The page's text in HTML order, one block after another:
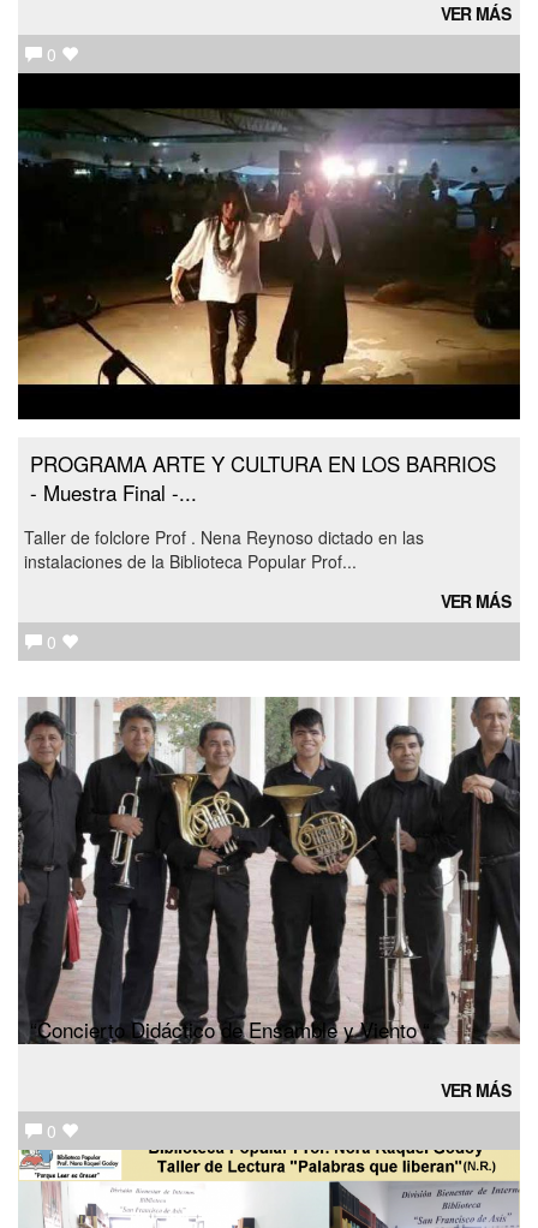
VER MÁS
0
PROGRAMA ARTE Y CULTURA EN LOS BARRIOS
- Muestra Final -...
Taller de folclore Prof . Nena Reynoso dictado en las
instalaciones de la Biblioteca Popular Prof...
VER MÁS
0
“Concierto Didáctico de Ensamble y Viento “
VER MÁS
0